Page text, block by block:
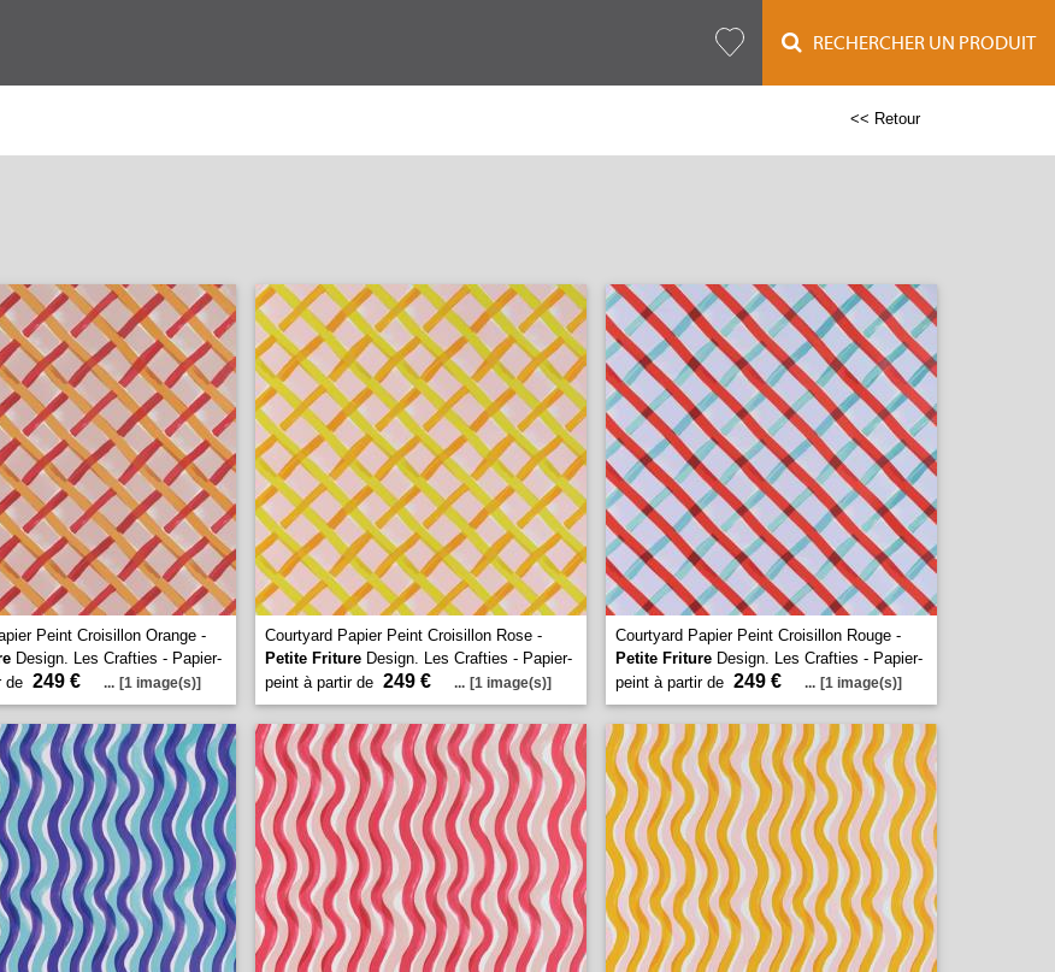
RECHERCHER UN PRODUIT
<< Retour
Peint Croisillon Orange -
Design. Les Crafties - Papier-
de 249 € ... [1 image(s)]
Courtyard Papier Peint Croisillon Rose -
Petite Friture Design. Les Crafties - Papier-
peint à partir de 249 € ... [1 image(s)]
Courtyard Papier Peint Croisillon Rouge -
Petite Friture Design. Les Crafties - Papier-
peint à partir de 249 € ... [1 image(s)]